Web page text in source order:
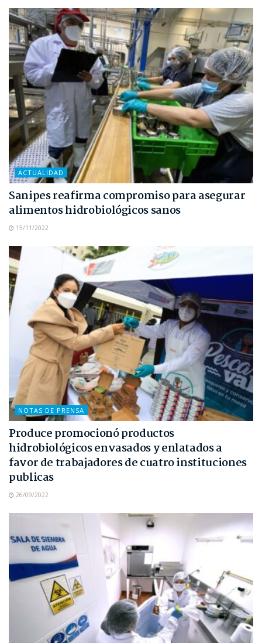
ACTUALIDAD
Sanipes reafirma compromiso para asegurar
alimentos hidrobiológicos sanos
15/11/2022
NOTAS DE PRENSA
Produce promocionó productos
hidrobiológicos envasados y enlatados a
favor de trabajadores de cuatro instituciones
publicas
26/09/2022